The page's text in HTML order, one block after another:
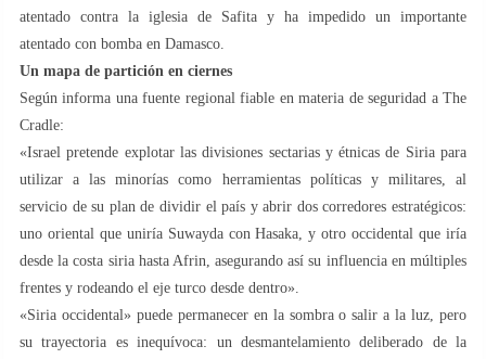
atentado contra la iglesia de Safita y ha impedido un importante
atentado con bomba en Damasco.
Un mapa de partición en ciernes
Según informa una fuente regional fiable en materia de seguridad a The
Cradle:
«Israel pretende explotar las divisiones sectarias y étnicas de Siria para
utilizar a las minorías como herramientas políticas y militares, al
servicio de su plan de dividir el país y abrir dos corredores estratégicos:
uno oriental que uniría Suwayda con Hasaka, y otro occidental que iría
desde la costa siria hasta Afrin, asegurando así su influencia en múltiples
frentes y rodeando el eje turco desde dentro».
«Siria occidental» puede permanecer en la sombra o salir a la luz, pero
su trayectoria es inequívoca: un desmantelamiento deliberado de la